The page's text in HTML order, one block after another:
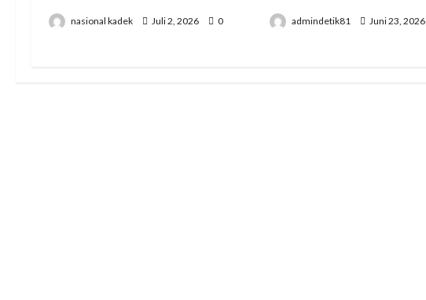
nasional kadek Juli 2, 2026 0 admindetik81 Juni 23, 2026